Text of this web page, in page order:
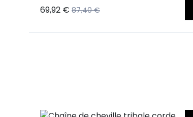
69,92 € 87,40 €